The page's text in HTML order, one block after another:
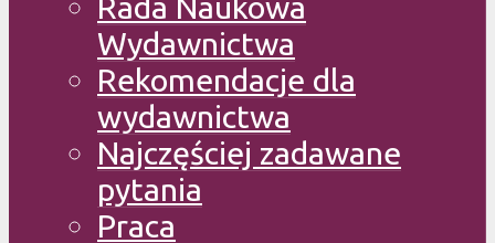
Wydawnictwa
Rekomendacje dla
wydawnictwa
Najczęściej zadawane
pytania
Praca